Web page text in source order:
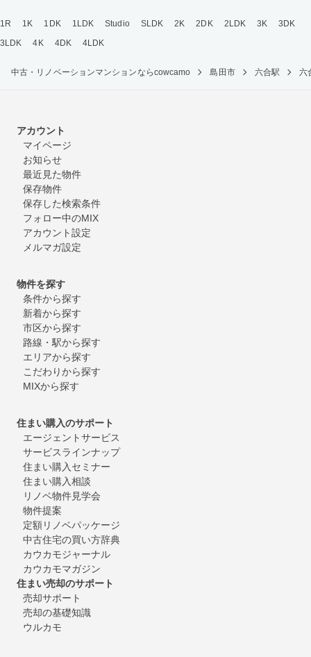
1R 1K 1DK 1LDK Studio SLDK 2K 2DK 2LDK 3K
3DK
3LDK
4K 4DK 4LDK
中古・リノベーションマンションならcowcamo 島田市 六合駅 六
アカウント
マイページ
お知らせ
最近見た物件
保存物件
保存した検索条件
フォロー中のMIX
アカウント設定
メルマガ設定
物件を探す
条件から探す
新着から探す
市区から探す
路線・駅から探す
エリアから探す
こだわりから探す
MIXから探す
住まい購入のサポート
エージェントサービス
サービスラインナップ
住まい購入セミナー
住まい購入相談
リノベ物件見学会
物件提案
定額リノベパッケージ
中古住宅の買い方辞典
カウカモジャーナル
カウカモマガジン
住まい売却のサポート
売却サポート
売却の基礎知識
ウルカモ